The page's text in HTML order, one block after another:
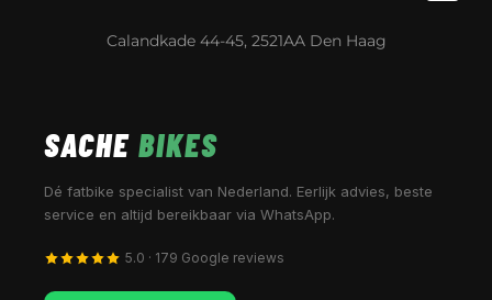
Calandkade 44-45, 2521AA Den Haag
SACHE BIKES
Dé fatbike specialist van Nederland. Eerlijk advies, beste
service en altijd bereikbaar via WhatsApp.
5.0 · 179 Google reviews